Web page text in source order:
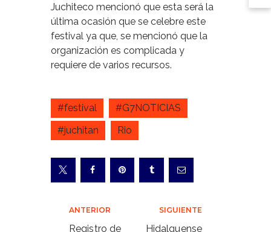
Juchiteco mencionó que esta será la
última ocasión que se celebre este
festival ya que, se mencionó que la
organización es complicada y
requiere de varios recursos.
#festival
#G7NOTICIAS
#juchitan
Rio
Navegación
ANTERIOR
Registro de
SIGUIENTE
Hidalguense